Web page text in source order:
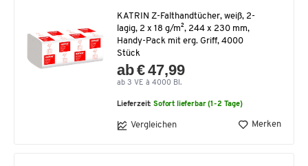
KATRIN Z-Falthandtücher, weiß, 2-
lagig, 2 x 18 g/m², 244 x 230 mm,
Handy-Pack mit erg. Griff, 4000
Stück
ab € 47,99
ab 3 VE à 4000 Bl.
Lieferzeit:Sofort lieferbar (1-2 Tage)
Vergleichen Merken